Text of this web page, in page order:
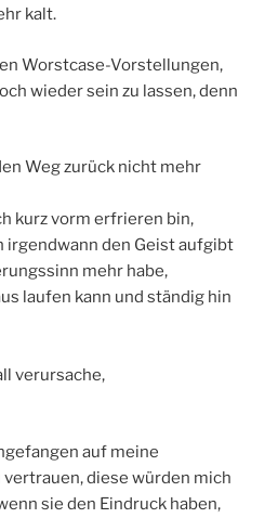
kalt.
Worstcase-Vorstellungen,
wieder sein zu lassen, denn
Weg zurück nicht mehr
kurz vorm erfrieren bin,
irgendwann den Geist aufgibt
mehr habe,
laufen kann und ständig hin
verursache,
auf meine
vertrauen, diese würden mich
sie den Eindruck haben,